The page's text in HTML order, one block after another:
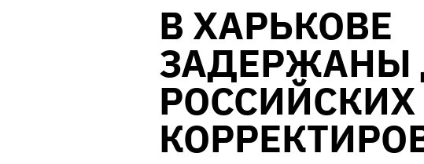
В ХАРЬКОВЕ
ЗАДЕРЖАНЫ
РОССИЙСКИХ